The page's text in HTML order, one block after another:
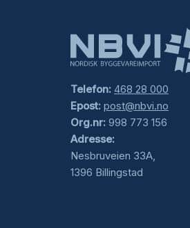
Telefon: 468 28 000
Epost: post@nbvi.no
Org.nr: 998 773 156
Adresse:
Nesbruveien 33A,
1396 Billingstad